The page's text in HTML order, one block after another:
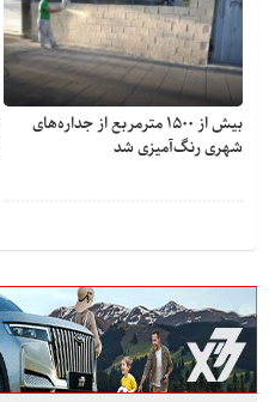
بیش از ۱۵۰۰ مترمربع از جداره‌های
شهری رنگ‌آمیزی شد